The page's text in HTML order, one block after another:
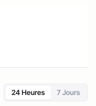
24 Heures 7 Jours